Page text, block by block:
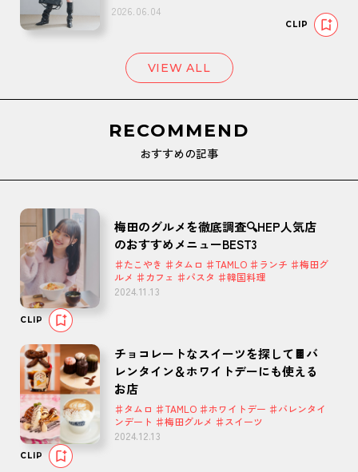
2026.06.04
CLIP
VIEW ALL
RECOMMEND
おすすめの記事
梅田のグルメを徹底調査🔍HEP人気店
のおすすめメニューBEST3
♯たこやき ♯タムロ ♯TAMLO ♯ランチ ♯梅田グ
ルメ ♯カフェ ♯パスタ ♯韓国料理
2024.11.13
CLIP
チョコレートなスイーツを探して🍫バ
レンタイン＆ホワイトデーにも使える
お店
♯タムロ ♯TAMLO ♯ホワイトデー ♯バレンタイ
ンデート ♯梅田グルメ ♯スイーツ
2024.12.13
CLIP